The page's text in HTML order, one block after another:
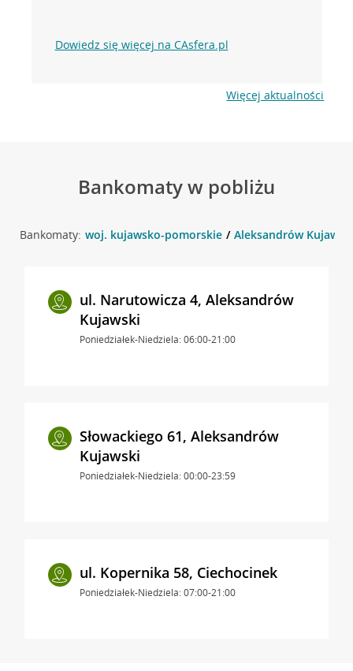
Dowiedz się więcej na CAsfera.pl
Więcej aktualności
Bankomaty w pobliżu
Bankomaty: woj. kujawsko-pomorskie Aleksandrów Kujawski
ul. Narutowicza 4, Aleksandrów
Kujawski
Poniedziałek-Niedziela: 06:00-21:00
Słowackiego 61, Aleksandrów
Kujawski
Poniedziałek-Niedziela: 00:00-23:59
ul. Kopernika 58, Ciechocinek
Poniedziałek-Niedziela: 07:00-21:00